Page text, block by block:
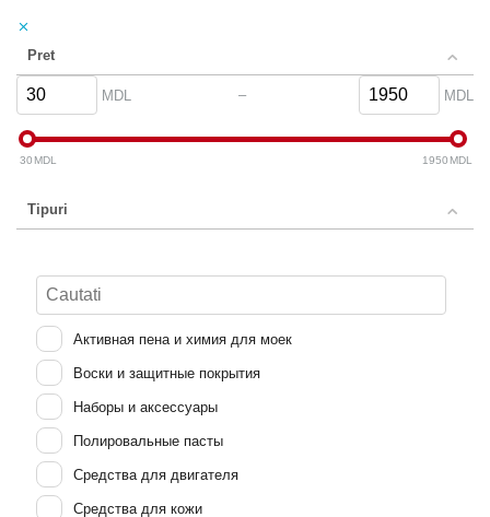
Pret
MDL – MDL
30 MDL 1950 MDL
Tipuri
Активная пена и химия для моек
Воски и защитные покрытия
Наборы и аксессуары
Полировальные пасты
Средства для двигателя
Средства для кожи